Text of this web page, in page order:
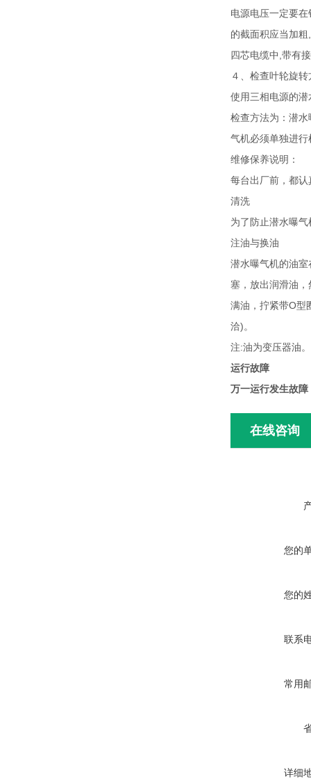
电源电压一定要
的截面积应当加
四芯电缆中,带有
４、检查叶轮旋
使用三相电源的
检查方法为：潜
气机必须单独进
维修保养说明：
每台出厂前，都
清洗
为了防止潜水曝
注油与换油
潜水曝气机的油
塞，放出润滑油
满油，拧紧带O型
洽)。
注:油为变压器油。
运行故障
万一运行发生故
在线咨询
您的
您的
联系
常用
详细